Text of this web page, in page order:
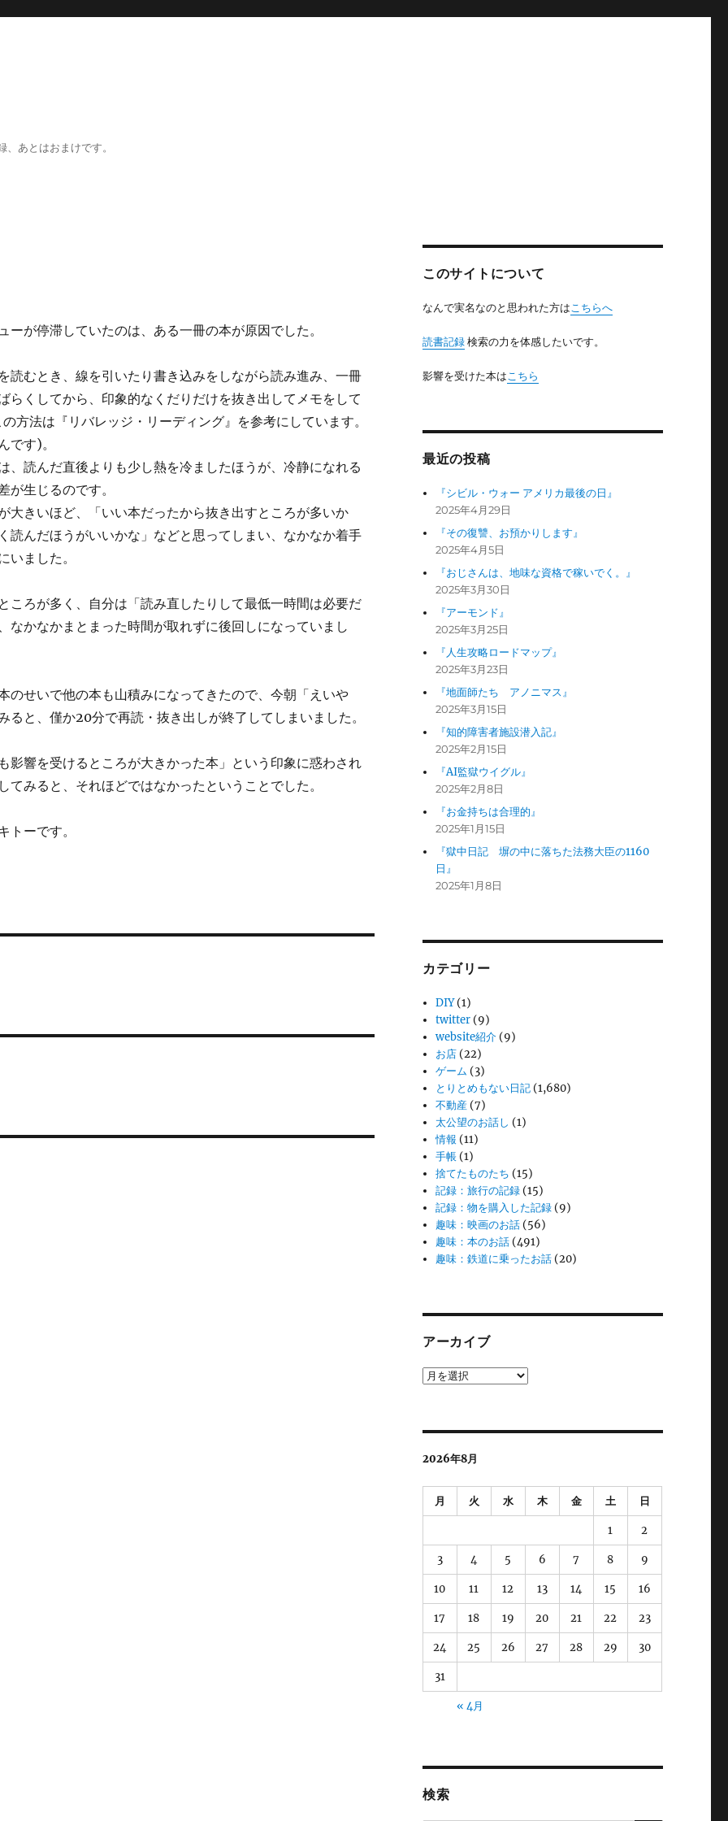
あとはおまけです。
が停滞していたのは、ある一冊の本が原因でした。
読むとき、線を引いたり書き込みをしながら読み進み、一冊
らくしてから、印象的なくだりだけを抜き出してメモをして
方法は『リバレッジ・リーディング』を参考にしています。
です)。
、読んだ直後よりも少し熱を冷ましたほうが、冷静になれる
が生じるのです。
大きいほど、「いい本だったから抜き出すところが多いか
読んだほうがいいかな」などと思ってしまい、なかなか着手
いました。
ころが多く、自分は「読み直したりして最低一時間は必要だ
なかなかまとまった時間が取れずに後回しになっていまし
のせいで他の本も山積みになってきたので、今朝「えいや
ると、僅か20分で再読・抜き出しが終了してしまいました。
影響を受けるところが大きかった本」という印象に惑わされ
てみると、それほどではなかったということでした。
ーです。
このサイトについて
なんで実名なのと思われた方はこちらへ
読書記録検索の力を体感したいです。
影響を受けた本はこちら
最近の投稿
『シビル・ウォー アメリカ最後の日』
2025年4月29日
『その復讐、お預かりします』
2025年4月5日
『おじさんは、地味な資格で稼いでく。』
2025年3月30日
『アーモンド』
2025年3月25日
『人生攻略ロードマップ』
2025年3月23日
『地面師たち アノニマス』
2025年3月15日
『知的障害者施設潜入記』
2025年2月15日
『AI監獄ウイグル』
2025年2月8日
『お金持ちは合理的』
2025年1月15日
『獄中日記 塀の中に落ちた法務大臣の1160
日』
2025年1月8日
カテゴリー
DIY(1)
twitter (9)
website紹介 (9)
お店 (22)
ゲーム (3)
とりとめもない日記 (1,680)
不動産 (7)
太公望のお話し (1)
情報 (11)
手帳 (1)
捨てたものたち (15)
記録：旅行の記録 (15)
記録：物を購入した記録 (9)
趣味：映画のお話 (56)
趣味：本のお話 (491)
趣味：鉄道に乗ったお話 (20)
アーカイブ
ア
2026年8月
月 火 水 木 金 土 日
1 2
3 4 5 6 7 8 9
10 11 12 13 14 15 16
17 18 19 20 21 22 23
24 25 26 27 28 29 30
31
« 4月
検索